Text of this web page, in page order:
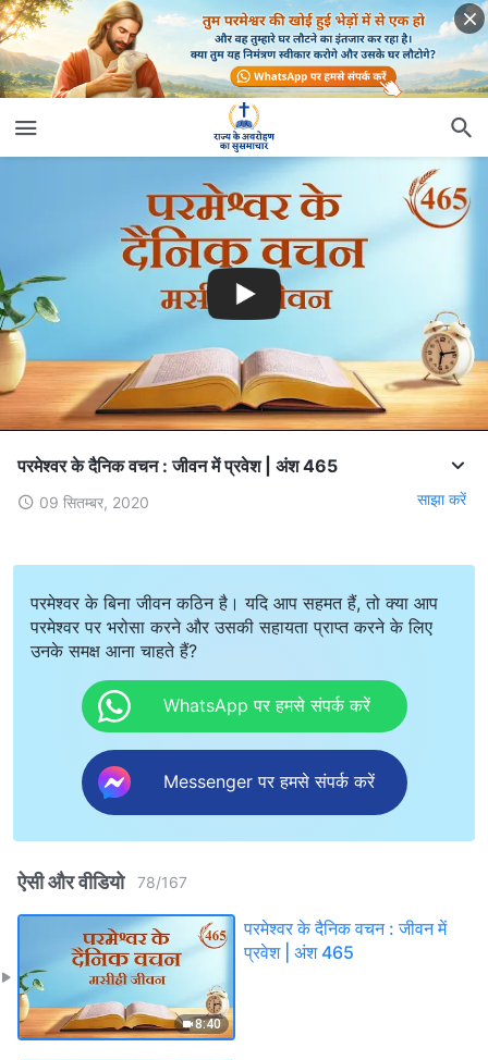
परमेश्वर के दैनिक वचन : जीवन में प्रवेश | अंश 465
09 सितम्बर, 2020 साझा करें
परमेश्वर के बिना जीवन कठिन है। यदि आप सहमत हैं, तो क्या आप
परमेश्वर पर भरोसा करने और उसकी सहायता प्राप्त करने के लिए
उनके समक्ष आना चाहते हैं?
WhatsApp पर हमसे संपर्क करें
Messenger पर हमसे संपर्क करें
ऐसी और वीडियो 78/167
8:40
परमेश्वर के दैनिक वचन : जीवन में
प्रवेश | अंश 465